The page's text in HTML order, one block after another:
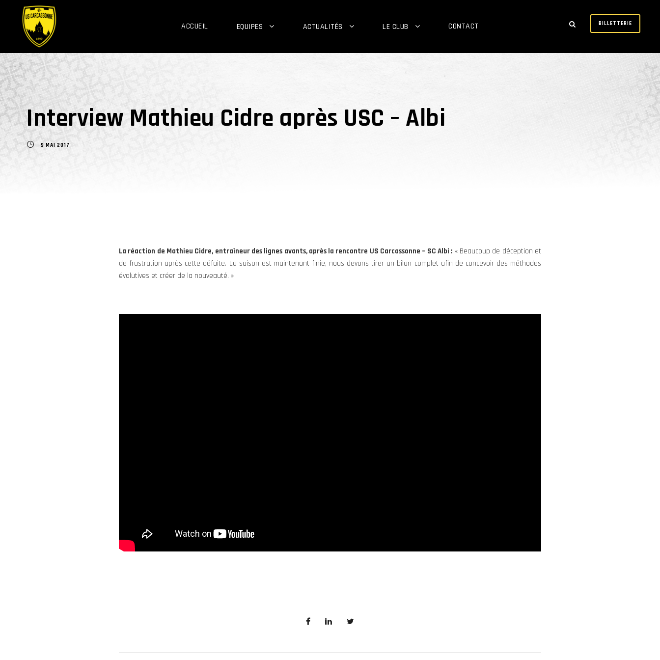
ACCUEIL EQUIPES ACTUALITÉS LE CLUB CONTACT BILLETTERIE
Interview Mathieu Cidre après USC – Albi
9 MAI 2017
La réaction de Mathieu Cidre, entraîneur des lignes avants, après la rencontre US Carcassonne – SC Albi : « Beaucoup de déception et
de frustration après cette défaite. La saison est maintenant finie, nous devons tirer un bilan complet afin de concevoir des méthodes
évolutives et créer de la nouveauté. »